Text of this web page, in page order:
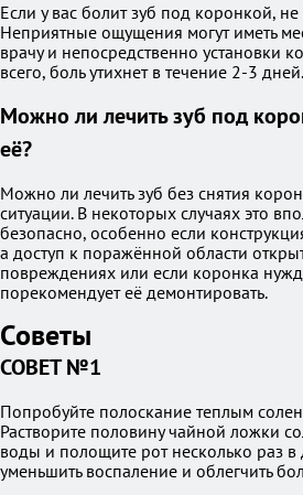
Если у вас болит зуб под коронкой, не
Неприятные ощущения могут иметь
врачу и непосредственно установки
всего, боль утихнет в течение 2-3 дней.
Можно ли лечить зуб под
её?
Можно ли лечить зуб без снятия
ситуации. В некоторых случаях это
безопасно, особенно если
а доступ к поражённой области
повреждениях или если коронка
порекомендует её демонтировать.
Советы
СОВЕТ №1
Попробуйте полоскание теплым
Растворите половину чайной ложки
воды и полощите рот несколько раз в
уменьшить воспаление и облегчить